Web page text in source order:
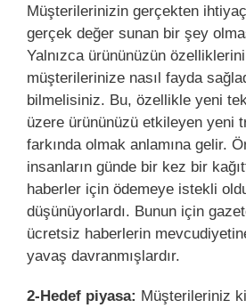
Müşterilerinizin gerçekten
gerçek değer sunan bir şey
Yalnızca ürününüzün
müşterilerinize nasıl fayda
bilmelisiniz. Bu, özellikle yeni
üzere ürününüzü etkileyen yeni
farkında olmak anlamına gelir.
insanların günde bir kez bir
haberler için ödemeye istekli
düşünüyorlardı. Bunun için
ücretsiz haberlerin
yavaş davranmışlardır.
2-Hedef piyasa: Müşterileriniz